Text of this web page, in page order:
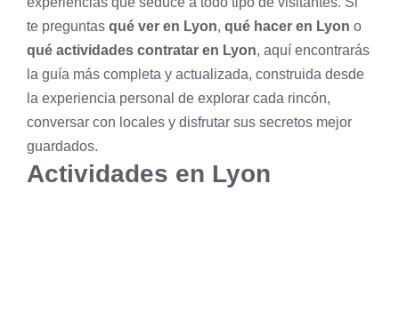
te preguntas qué ver en Lyon, qué hacer en Lyon o
qué actividades contratar en Lyon, aquí encontrarás
la guía más completa y actualizada, construida desde
la experiencia personal de explorar cada rincón,
conversar con locales y disfrutar sus secretos mejor
guardados.
Actividades en Lyon